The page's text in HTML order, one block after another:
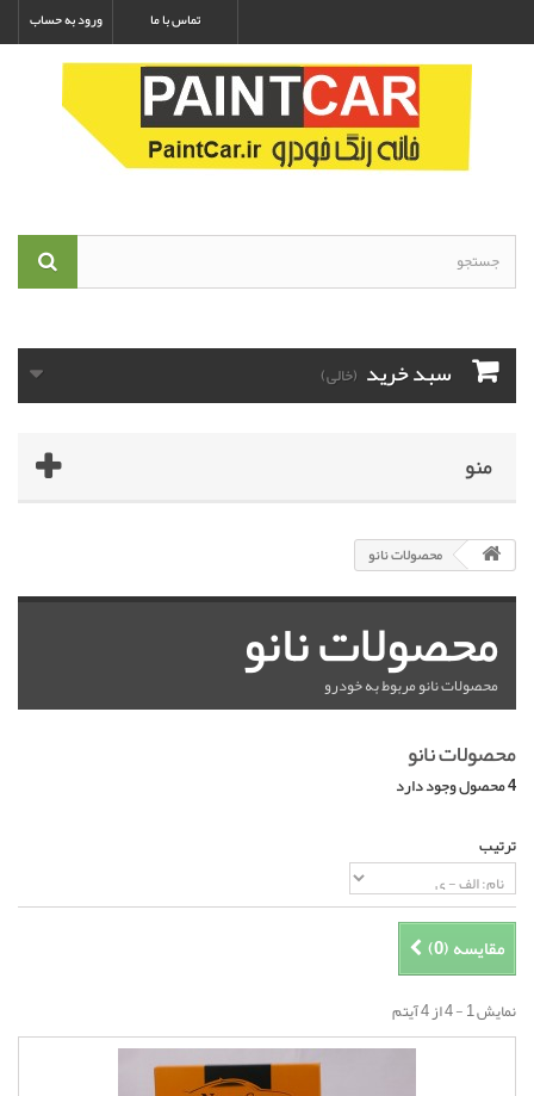
ورود به حساب تماس با ما
سبد خرید (خالی)
منو
محصولات نانو
محصولات نانو
محصولات نانو مربوط به خودرو
محصولات نانو
4 محصول وجود دارد
ترتیب
مقایسه (0
)
نمایش 1 - 4 از 4 آیتم